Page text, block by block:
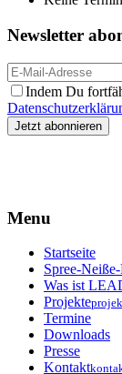
Newsletter
Indem Du
Menu
Startseite
Spree-
Was ist
Projekte
Termine
Downloads
Presse
Kontakt